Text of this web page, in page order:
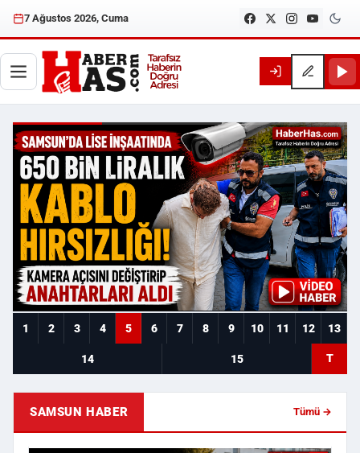
7 Ağustos 2026, Cuma
Haberhas — Samsun Son
1 2 3 4 5 6 7 8 9 10 11 12 13
14 15 T
SAMSUN HABER Tümü →